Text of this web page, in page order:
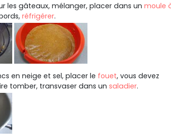
les gâteaux, mélanger, placer dans un moule
réfrigérer.
en neige et sel, placer le fouet, vous devez
tomber, transvaser dans un saladier.